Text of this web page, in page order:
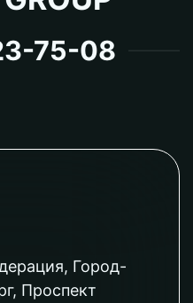
75-08
Город-
Проспект